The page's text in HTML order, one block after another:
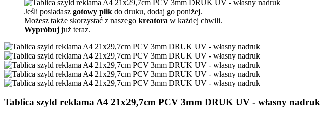
Jeśli posiadasz gotowy plik do druku, dodaj go poniżej.
Możesz także skorzystać z naszego kreatora w każdej chwili.
Wypróbuj już teraz.
Tablica szyld reklama A4 21x29,7cm PCV 3mm DRUK UV - własny nadruk